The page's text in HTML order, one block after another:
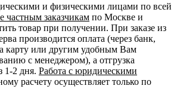
и физическими лицами по всей
частным заказчикам по Москве и
товар при получении. При заказе из
производится оплата (через банк,
карту или другим удобным Вам
с менеджером), а отгрузка
1-2 дня. Работа с юридическими
расчету осуществляет только по